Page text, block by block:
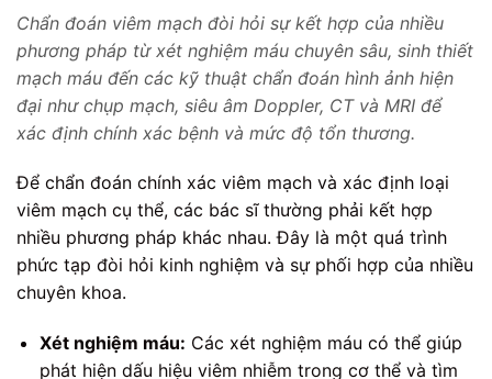
Chẩn đoán viêm mạch đòi hỏi sự kết hợp của nhiều
phương pháp từ xét nghiệm máu chuyên sâu, sinh thiết
mạch máu đến các kỹ thuật chẩn đoán hình ảnh hiện
đại như chụp mạch, siêu âm Doppler, CT và MRI để
xác định chính xác bệnh và mức độ tổn thương.
Để chẩn đoán chính xác viêm mạch và xác định loại
viêm mạch cụ thể, các bác sĩ thường phải kết hợp
nhiều phương pháp khác nhau. Đây là một quá trình
phức tạp đòi hỏi kinh nghiệm và sự phối hợp của nhiều
chuyên khoa.
Xét nghiệm máu: Các xét nghiệm máu có thể giúp
phát hiện dấu hiệu viêm nhiễm trong cơ thể và tìm